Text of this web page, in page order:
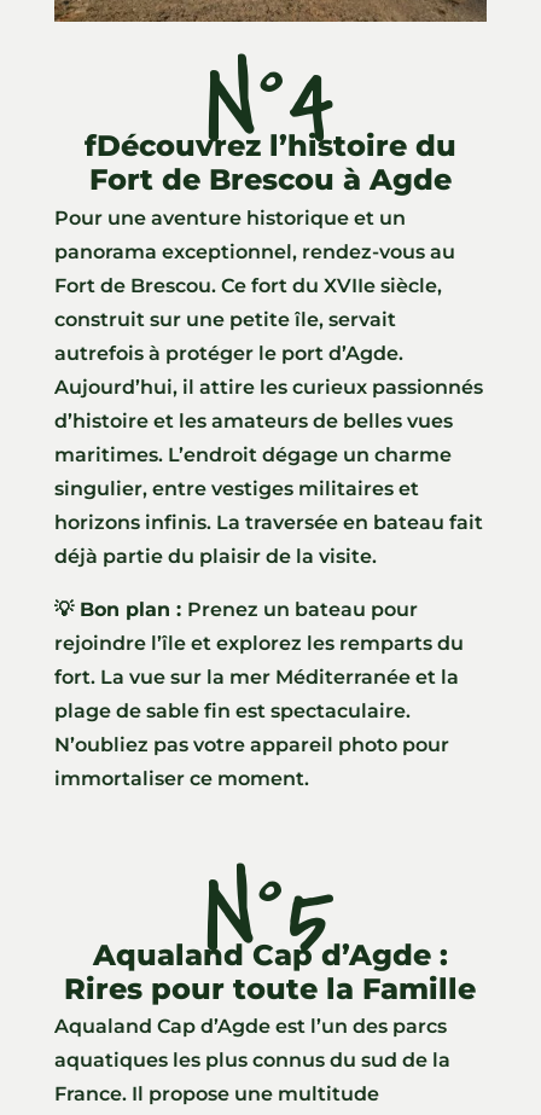
N°4
fDécouvrez l’histoire du
Fort de Brescou à Agde
Pour une aventure historique et un
panorama exceptionnel, rendez-vous au
Fort de Brescou. Ce fort du XVIIe siècle,
construit sur une petite île, servait
autrefois à protéger le port d’Agde.
Aujourd’hui, il attire les curieux passionnés
d’histoire et les amateurs de belles vues
maritimes. L’endroit dégage un charme
singulier, entre vestiges militaires et
horizons infinis. La traversée en bateau fait
déjà partie du plaisir de la visite.
💡 Bon plan : Prenez un bateau pour
rejoindre l’île et explorez les remparts du
fort. La vue sur la mer Méditerranée et la
plage de sable fin est spectaculaire.
N’oubliez pas votre appareil photo pour
immortaliser ce moment.
N°5
Aqualand Cap d’Agde :
Rires pour toute la Famille
Aqualand Cap d’Agde est l’un des parcs
aquatiques les plus connus du sud de la
France. Il propose une multitude